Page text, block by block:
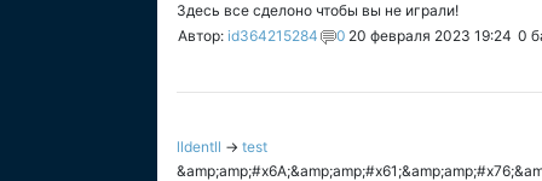
Здесь все сделоно чтобы вы не играли!
Автор: id364215284 0 20 февраля 2023 19:24 0
lldentll → test